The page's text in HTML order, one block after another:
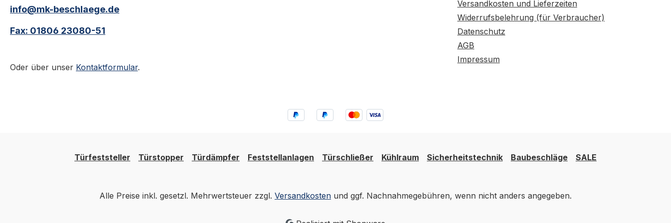
3402 - 3422 Türdrücker
aus dem KWS-Programm
für Schloss- und
MaterialAluminium
Vierkant8 mm (Standard)
18251 (Einsteckschlösser)
Technische Daten
MaterialAluminium
Standardtüren NormDIN
Büro- und Objektbereich.
Einsteckschlösser.
Technische Daten
AnwendungSchloss- und
info@mk-beschlaege.de
Fax: 01806 23080-51
Oder über unser Kontaktformular.
Versandkosten und Lieferzeiten
Widerrufsbelehrung (für Verbraucher)
Datenschutz
AGB
Impressum
Türfeststeller Türstopper Türdämpfer Feststellanlagen Türschließer Kühlraum Sicherheitstechnik Baubeschläge SALE
Alle Preise inkl. gesetzl. Mehrwertsteuer zzgl. Versandkosten und ggf. Nachnahmegebühren, wenn nicht anders angegeben.